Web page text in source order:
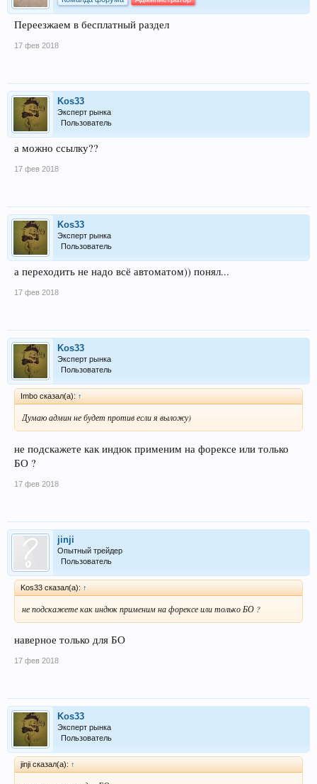
Переезжаем в бесплатный раздел
17 фев 2018
Kos33
Эксперт рынка
Пользователь
а можно ссылку??
17 фев 2018
Kos33
Эксперт рынка
Пользователь
а переходить не надо всё автоматом)) понял...
17 фев 2018
Kos33
Эксперт рынка
Пользователь
Imbo сказал(а): ↑
Думаю админ не будет против если я выложу)
не подскажете как индюк применим на форексе или только
БО ?
17 фев 2018
jinji
Опытный трейдер
Пользователь
Kos33 сказал(а): ↑
не подскажете как индюк применим на форексе или только БО ?
наверное только для БО
17 фев 2018
Kos33
Эксперт рынка
Пользователь
jinji сказал(а): ↑